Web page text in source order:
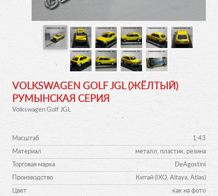
VOLKSWAGEN GOLF JGL (ЖЁЛТЫЙ)
РУМЫНСКАЯ СЕРИЯ
Volkswagen Golf JGL
Масштаб 1:43
Материал металл, пластик, резина
Торговая марка DeAgostini
Производство Китай (IXO, Altaya, Atlas)
Цвет как на фото